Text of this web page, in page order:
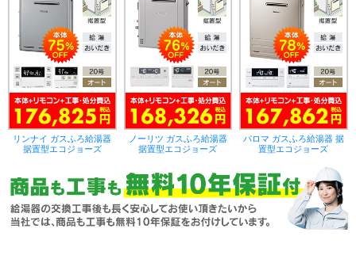
リンナイ ガスふろ給湯器
据置型エコジョーズ
ノーリツ ガスふろ給湯器
据置型エコジョーズ
パロマ ガスふろ給湯器 据
置型エコジョーズ